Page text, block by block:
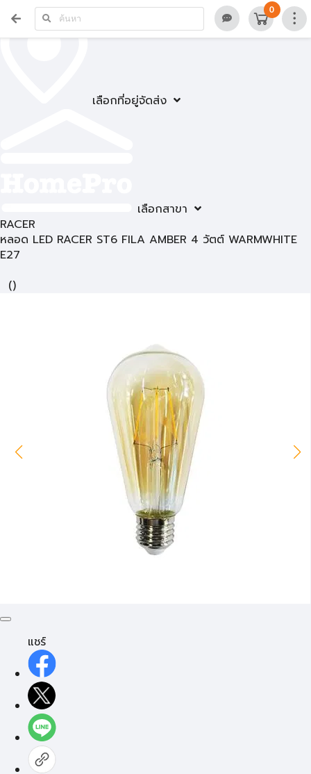
เลือกที่อยู่จัดส่ง
เลือกสาขา
0
RACER
หลอด LED RACER ST6 FILA AMBER 4 วัตต์ WARMWHITE
E27
()
แชร์